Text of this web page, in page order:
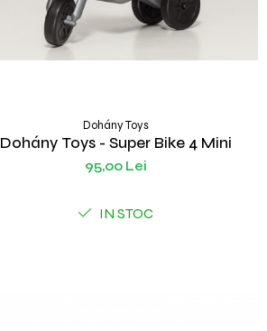
Dohány Toys
Dohány Toys - Super Bike 4 Mini
95,00 Lei
IN STOC